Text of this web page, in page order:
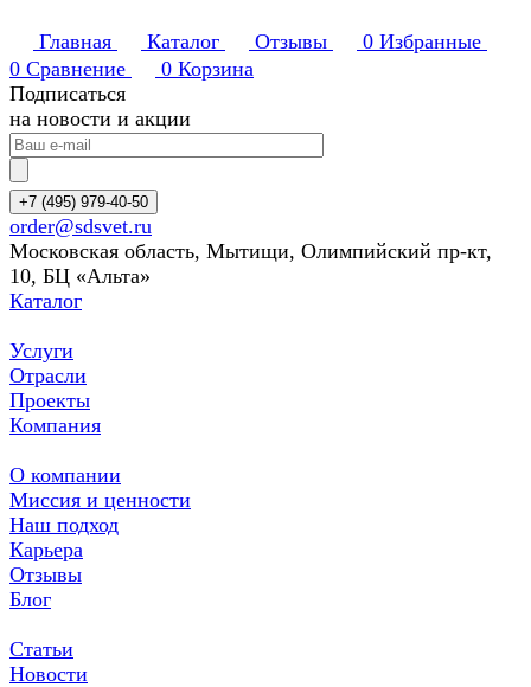
Главная Каталог Отзывы 0 Избранные
0 Сравнение 0 Корзина
Подписаться
на новости и акции
+7 (495) 979-40-50
order@sdsvet.ru
Московская область, Мытищи, Олимпийский пр-кт,
10, БЦ «Альта»
Каталог
Услуги
Отрасли
Проекты
Компания
О компании
Миссия и ценности
Наш подход
Карьера
Отзывы
Блог
Статьи
Новости